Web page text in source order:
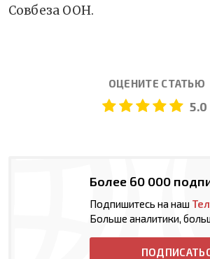
Совбеза ООН.
ОЦЕНИТЕ СТАТЬЮ
5.0
Более 60 000
Подпишитесь на наш
Больше аналитики,